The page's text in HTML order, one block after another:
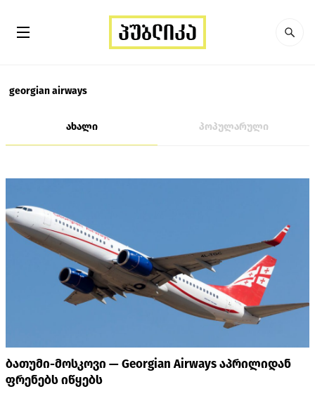
georgian airways
ახალი პოპულარული
ბათუმი-მოსკოვი — Georgian Airways აპრილიდან
ფრენებს იწყებს